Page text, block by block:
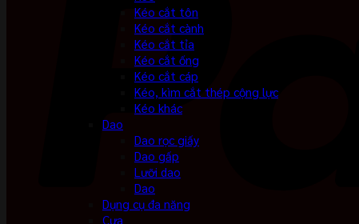
Kéo cắt tôn
Kéo cắt cành
Kéo cắt tỉa
Kéo cắt ống
Kéo cắt cáp
Kéo, kìm cắt thép cộng lực
Kéo khác
Dao
Dao rọc giấy
Dao gấp
Lưỡi dao
Dao
Dụng cụ đa năng
Cưa